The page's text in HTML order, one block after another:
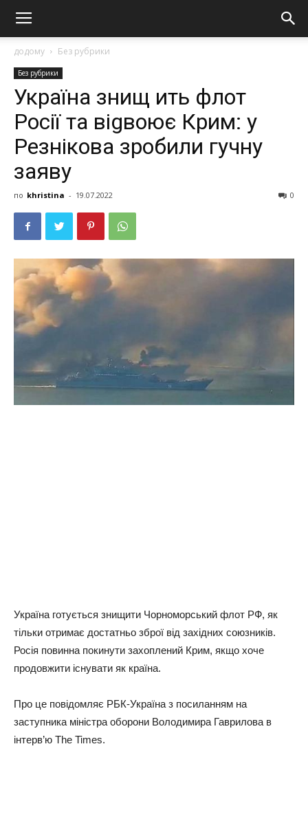
додому Без рубрики
Без рубрики
Україна знищ ить флот
Росії та віgвоює Крим: у
Резнікова зробили гучну
заяву
по khristina - 19.07.2022 0
Україна готується знищити Чорноморський флот РФ, як
тільки отримає достатньо зброї від західних союзників.
Росія повинна покинути захоплений Крим, якщо хоче
продовжити існувати як країна.
Про це повідомляє РБК-Україна з посиланням на
заступника міністра оборони Володимира Гаврилова в
інтерв’ю The Times.